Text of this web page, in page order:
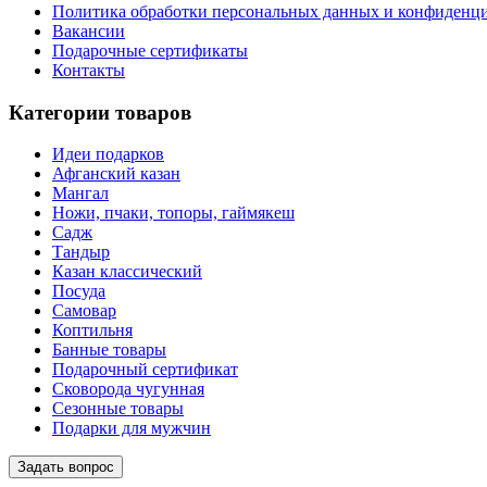
Политика обработки персональных данных и
Вакансии
Подарочные сертификаты
Контакты
Категории товаров
Идеи подарков
Афганский казан
Мангал
Ножи, пчаки, топоры, гаймякеш
Садж
Тандыр
Казан классический
Посуда
Самовар
Коптильня
Банные товары
Подарочный сертификат
Сковорода чугунная
Сезонные товары
Подарки для мужчин
Задать вопрос